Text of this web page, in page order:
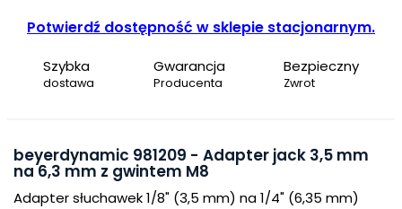
Potwierdź dostępność w sklepie stacjonarnym.
Szybka
dostawa
Gwarancja
Producenta
Bezpieczny
Zwrot
beyerdynamic 981209 - Adapter jack 3,5 mm
na 6,3 mm z gwintem M8
Adapter słuchawek 1/8" (3,5 mm) na 1/4" (6,35 mm)